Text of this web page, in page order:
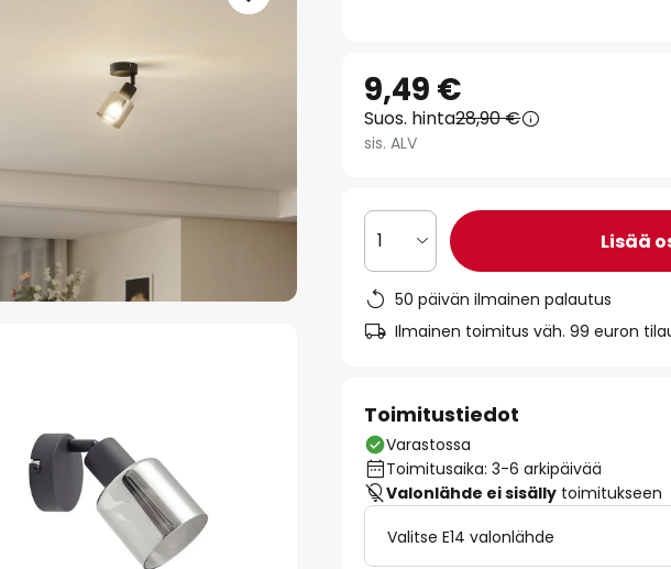
9,49 €
Suos. hinta28,90 €
sis. ALV
1 Lisää
50 päivän ilmainen palautus
Ilmainen toimitus väh. 99 euron
Toimitustiedot
Varastossa
Toimitusaika: 3-6 arkipäivää
Valonlähde ei sisälly toimitukseen
Valitse E14 valonlähde